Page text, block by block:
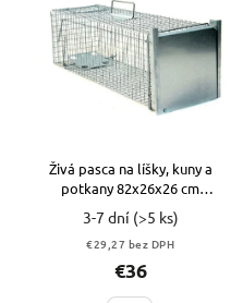
Živá pasca na líšky, kuny a
potkany 82x26x26 cm
POZINKOVANÁ
3-7 dní (>5 ks)
€29,27 bez DPH
€36